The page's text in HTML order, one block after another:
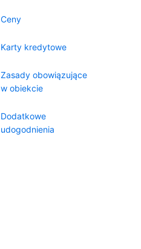
Ceny
Karty kredytowe
Zasady obowiązujące
w obiekcie
Dodatkowe
udogodnienia